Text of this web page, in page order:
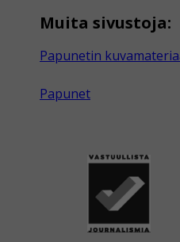
Muita sivustoja:
Papunetin
Papunet